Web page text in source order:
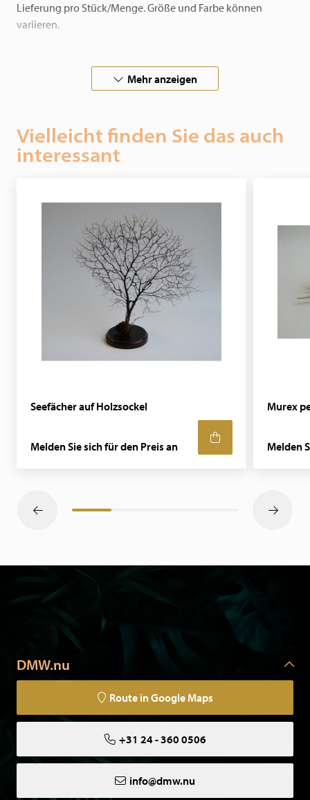
Lieferung pro Stück/Menge. Größe und Farbe können
variieren.
oder anderen Wundern aus dem Meer sind, kontaktieren Sie
Mehr anzeigen
Vielleicht finden Sie das auch
interessant
Seefächer auf Holzsockel
Melden Sie sich für den Preis an
Murex
Melden
DMW.nu
Route in Google Maps
+31 24 - 360 0506
info@dmw.nu